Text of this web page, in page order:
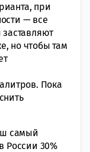
при
— все
но чтобы там
Пока
самый
России 30%